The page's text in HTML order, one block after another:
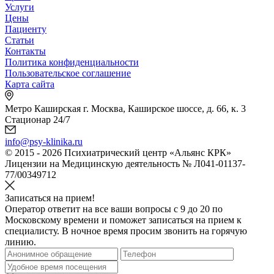
Услуги
Цены
Пациенту
Статьи
Контакты
Политика конфиденциальности
Пользовательское соглашение
Карта сайта
Метро Каширская г. Москва, Каширское шоссе, д. 66, к. 3
Стационар 24/7
info@psy-klinika.ru
© 2015 - 2026 Психиатрический центр «Альянс КРК»
Лицензии на Медицинскую деятельность № Л041-01137-
77/00349712
Записаться на прием!
Оператор ответит на все ваши вопросы c 9 до 20 по
Московскому времени и поможет записаться на прием к
специалисту. В ночное время просим звонить на горячую
линию.